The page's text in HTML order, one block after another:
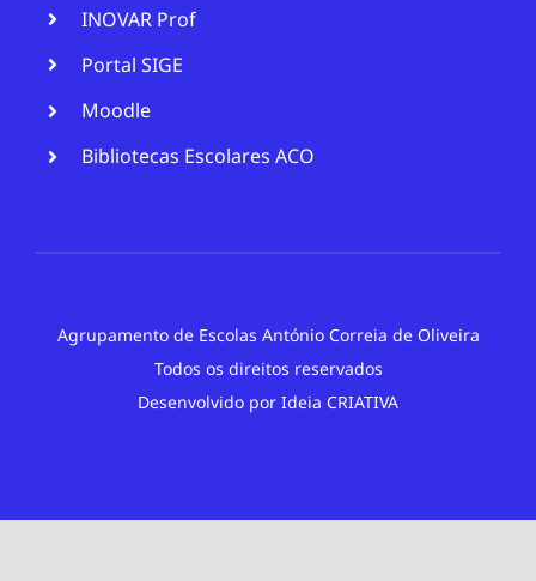
INOVAR Prof
Portal SIGE
Moodle
Bibliotecas Escolares ACO
Agrupamento de Escolas António Correia de Oliveira
Todos os direitos reservados
Desenvolvido por Ideia CRIATIVA